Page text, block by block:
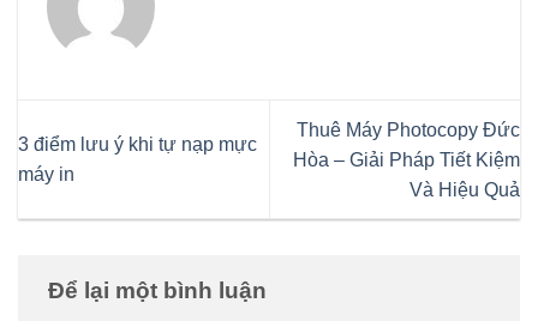
3 điểm lưu ý khi tự nạp mực
máy in
Thuê Máy Photocopy Đức
Hòa – Giải Pháp Tiết Kiệm
Và Hiệu Quả
Để lại một bình luận